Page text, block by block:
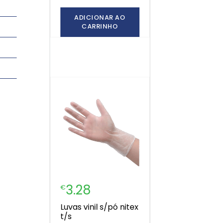
ADICIONAR AO
CARRINHO
€3.28
luvas vinil s/pó nitex
t/s